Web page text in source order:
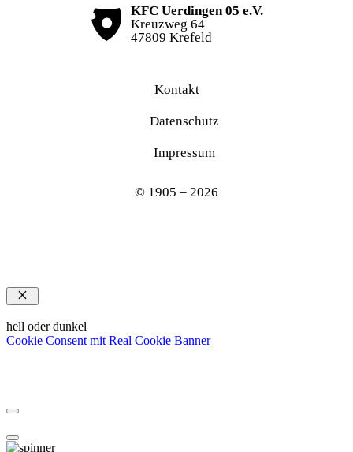
KFC Uerdingen 05 e.V.
Kreuzweg 64
47809 Krefeld
Kontakt
Datenschutz
Impressum
© 1905 – 2026
Schließen
hell oder dunkel
Cookie Consent mit Real Cookie Banner